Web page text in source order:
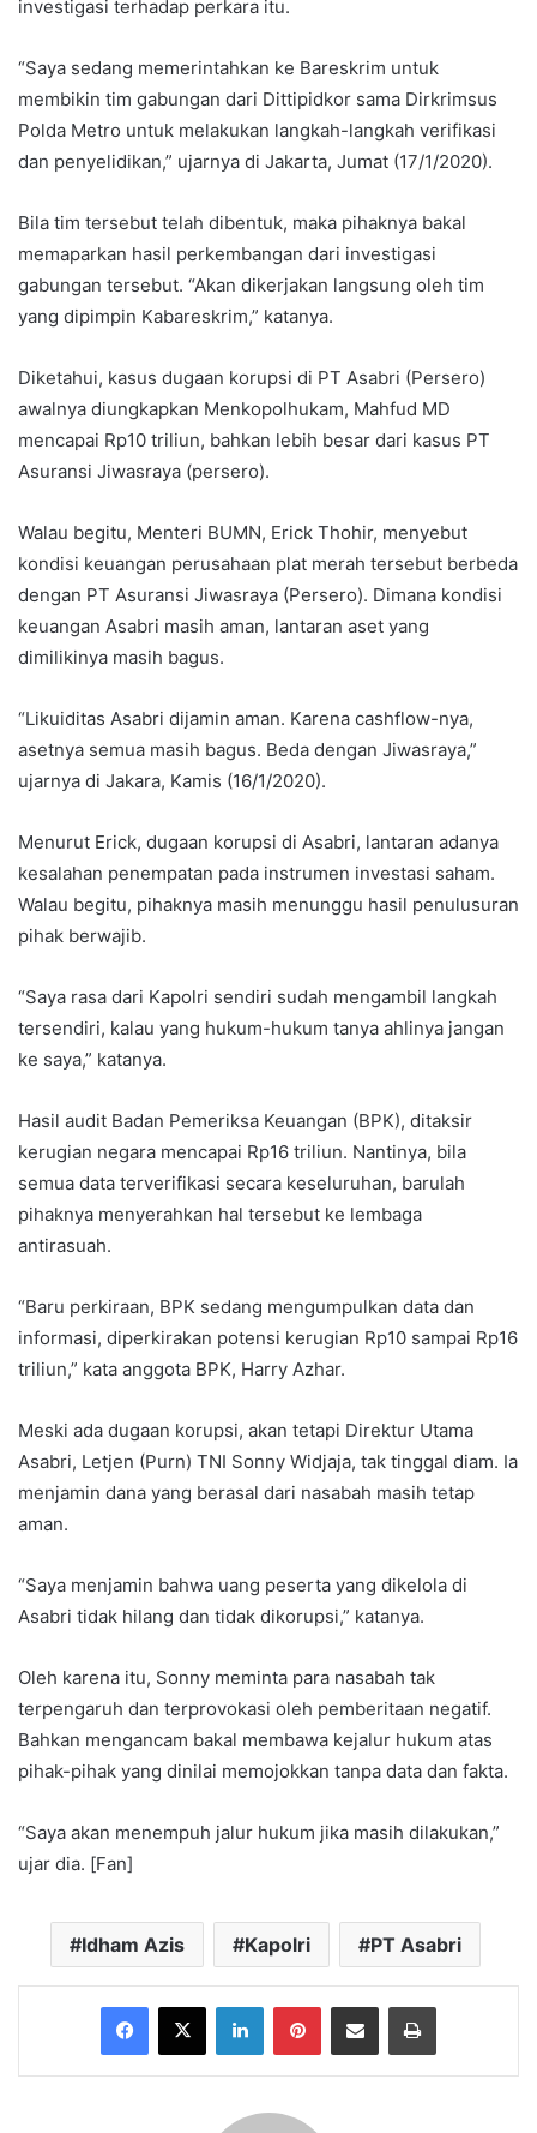
investigasi terhadap perkara itu.
“Saya sedang memerintahkan ke Bareskrim untuk
membikin tim gabungan dari Dittipidkor sama Dirkrimsus
Polda Metro untuk melakukan langkah-langkah verifikasi
dan penyelidikan,” ujarnya di Jakarta, Jumat (17/1/2020).
Bila tim tersebut telah dibentuk, maka pihaknya bakal
memaparkan hasil perkembangan dari investigasi
gabungan tersebut. “Akan dikerjakan langsung oleh tim
yang dipimpin Kabareskrim,” katanya.
Diketahui, kasus dugaan korupsi di PT Asabri (Persero)
awalnya diungkapkan Menkopolhukam, Mahfud MD
mencapai Rp10 triliun, bahkan lebih besar dari kasus PT
Asuransi Jiwasraya (persero).
Walau begitu, Menteri BUMN, Erick Thohir, menyebut
kondisi keuangan perusahaan plat merah tersebut berbeda
dengan PT Asuransi Jiwasraya (Persero). Dimana kondisi
keuangan Asabri masih aman, lantaran aset yang
dimilikinya masih bagus.
“Likuiditas Asabri dijamin aman. Karena cashflow-nya,
asetnya semua masih bagus. Beda dengan Jiwasraya,”
ujarnya di Jakara, Kamis (16/1/2020).
Menurut Erick, dugaan korupsi di Asabri, lantaran adanya
kesalahan penempatan pada instrumen investasi saham.
Walau begitu, pihaknya masih menunggu hasil penulusuran
pihak berwajib.
“Saya rasa dari Kapolri sendiri sudah mengambil langkah
tersendiri, kalau yang hukum-hukum tanya ahlinya jangan
ke saya,” katanya.
Hasil audit Badan Pemeriksa Keuangan (BPK), ditaksir
kerugian negara mencapai Rp16 triliun. Nantinya, bila
semua data terverifikasi secara keseluruhan, barulah
pihaknya menyerahkan hal tersebut ke lembaga
antirasuah.
“Baru perkiraan, BPK sedang mengumpulkan data dan
informasi, diperkirakan potensi kerugian Rp10 sampai Rp16
triliun,” kata anggota BPK, Harry Azhar.
Meski ada dugaan korupsi, akan tetapi Direktur Utama
Asabri, Letjen (Purn) TNI Sonny Widjaja, tak tinggal diam. Ia
menjamin dana yang berasal dari nasabah masih tetap
aman.
“Saya menjamin bahwa uang peserta yang dikelola di
Asabri tidak hilang dan tidak dikorupsi,” katanya.
Oleh karena itu, Sonny meminta para nasabah tak
terpengaruh dan terprovokasi oleh pemberitaan negatif.
Bahkan mengancam bakal membawa kejalur hukum atas
pihak-pihak yang dinilai memojokkan tanpa data dan fakta.
“Saya akan menempuh jalur hukum jika masih dilakukan,”
ujar dia. [Fan]
Idham Azis Kapolri PT Asabri
Facebook
X LinkedInPinterestShare via Email Print